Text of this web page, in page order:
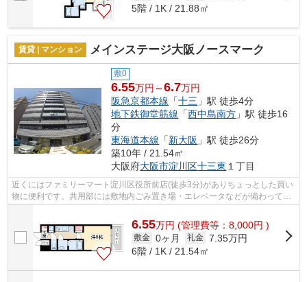
5階 / 1K / 21.88㎡
賃貸 | マンション メインステージ大阪ノースマーク
敷0
6.55万円～6.7万円
阪急京都本線 「十三 」駅 徒歩4分
地下鉄御堂筋線 「西中島南方 」駅 徒歩16
分
東海道本線 「新大阪 」駅 徒歩26分
築10年 / 21.54㎡
大阪府大阪市淀川区十三東 １丁目
近くにはファミリーマート淀川区役所前店(徒歩3分)がありちょっとした買い
物に便利です。共用部には敷地内ごみ置き場・エレベータなどが備わってお
6.55万円 (管理費等：8,000円 )
敷金 0ヶ月 礼金 7.35万円
6階 / 1K / 21.54㎡